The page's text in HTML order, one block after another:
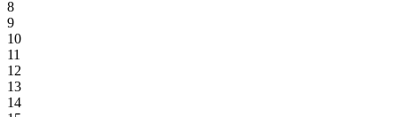
8
9
10
11
12
13
14